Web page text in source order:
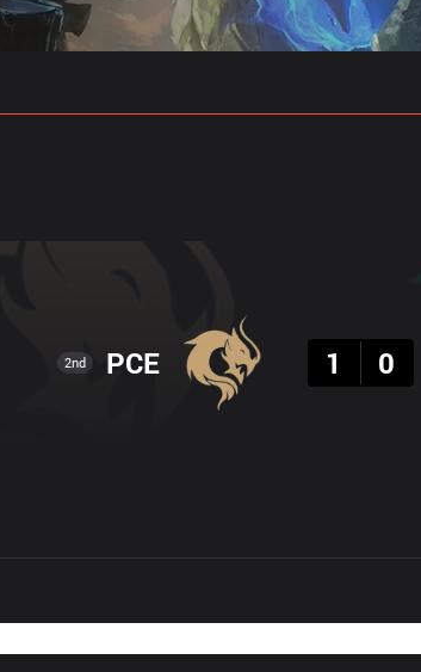
2nd PCE
1
0